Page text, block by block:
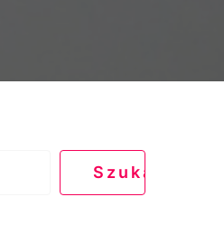
Szukaj